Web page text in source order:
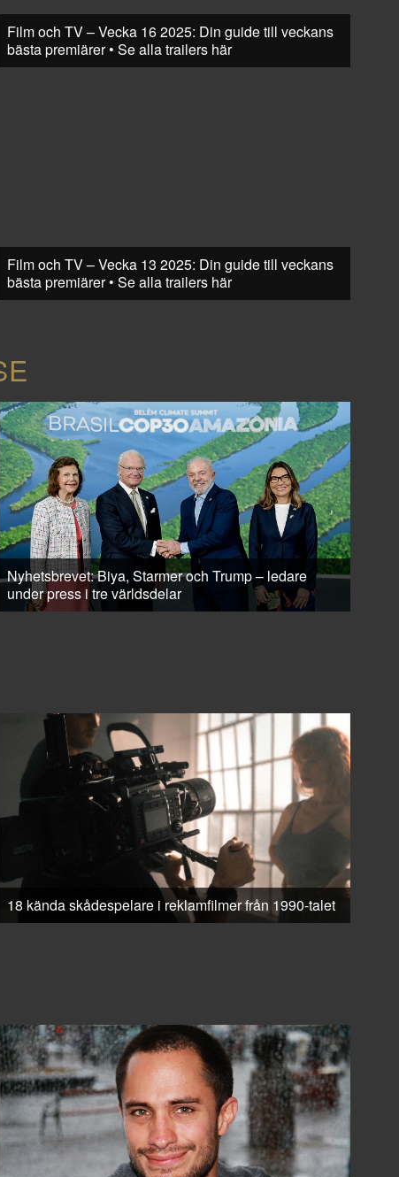
Film och TV – Vecka 16 2025: Din guide till veckans
bästa premiärer • Se alla trailers här
Film och TV – Vecka 13 2025: Din guide till veckans
bästa premiärer • Se alla trailers här
Nyhetsbrevet: Biya, Starmer och Trump – ledare
under press i tre världsdelar
18 kända skådespelare i reklamfilmer från 1990-talet